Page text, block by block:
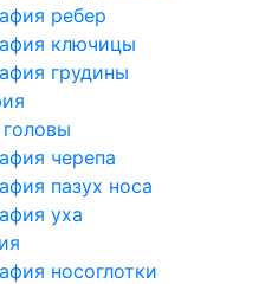
ребер
ключицы
грудины
черепа
пазух носа
уха
носоглотки